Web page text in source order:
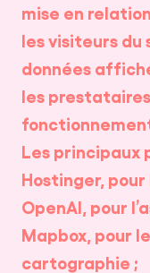
mise en
les visiteurs du
données
les
Les principaux
Hostinger,
OpenAI, pour
Mapbox, pour
cartographie ;